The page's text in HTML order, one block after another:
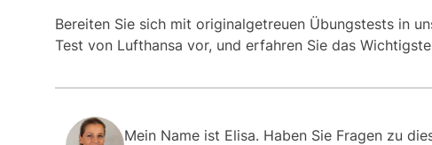
Bereiten Sie sich mit originalgetreuen Übungstests in
Test von Lufthansa vor, und erfahren Sie das
Mein Name ist Elisa. Haben Sie Fragen zu